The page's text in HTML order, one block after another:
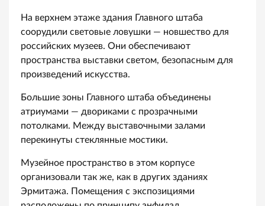
На верхнем этаже здания Главного штаба
соорудили световые ловушки — новшество для
российских музеев. Они обеспечивают
пространства выставки светом, безопасным для
произведений искусства.
Большие зоны Главного штаба объединены
атриумами — двориками с прозрачными
потолками. Между выставочными залами
перекинуты стеклянные мостики.
Музейное пространство в этом корпусе
организовали так же, как в других зданиях
Эрмитажа. Помещения с экспозициями